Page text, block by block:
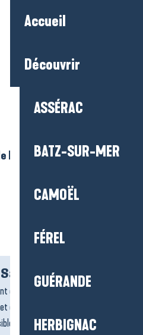
Accueil
Découvrir
ASSÉRAC
BATZ-SUR-MER
CAMOËL
FÉREL
GUÉRANDE
HERBIGNAC
favoris
Baule – Presqu’ile de
Lyphard
à Saint-Lyphard ? Entre
ambiance briéronne, la
pour un séjour ressourçant....